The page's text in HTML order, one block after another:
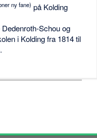
ny fane) på Kolding
Schou og
i Kolding fra 1814 til